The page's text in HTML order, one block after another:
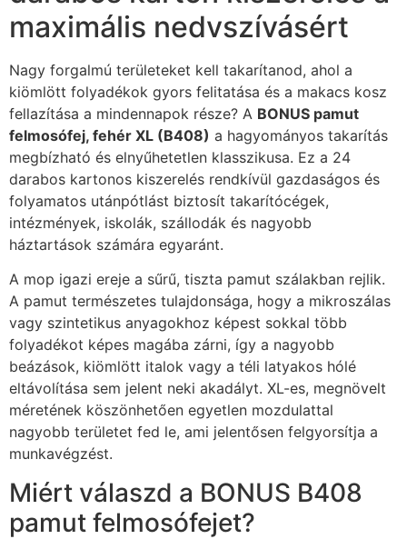
maximális nedvszívásért
Nagy forgalmú területeket kell takarítanod, ahol a
kiömlött folyadékok gyors felitatása és a makacs kosz
fellazítása a mindennapok része? A BONUS pamut
felmosófej, fehér XL (B408) a hagyományos takarítás
megbízható és elnyűhetetlen klasszikusa. Ez a 24
darabos kartonos kiszerelés rendkívül gazdaságos és
folyamatos utánpótlást biztosít takarítócégek,
intézmények, iskolák, szállodák és nagyobb
háztartások számára egyaránt.
A mop igazi ereje a sűrű, tiszta pamut szálakban rejlik.
A pamut természetes tulajdonsága, hogy a mikroszálas
vagy szintetikus anyagokhoz képest sokkal több
folyadékot képes magába zárni, így a nagyobb
beázások, kiömlött italok vagy a téli latyakos hólé
eltávolítása sem jelent neki akadályt. XL-es, megnövelt
méretének köszönhetően egyetlen mozdulattal
nagyobb területet fed le, ami jelentősen felgyorsítja a
munkavégzést.
Miért válaszd a BONUS B408
pamut felmosófejet?